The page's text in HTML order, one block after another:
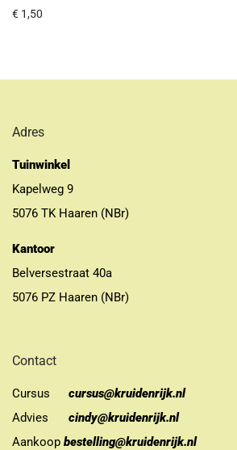
€ 1,50
Adres
Tuinwinkel
Kapelweg 9
5076 TK Haaren (NBr)
Kantoor
Belversestraat 40a
5076 PZ Haaren (NBr)
Contact
Cursus
cursus@kruidenrijk.nl
Advies
cindy@kruidenrijk.nl
Aankoop bestelling@kruidenrijk.nl